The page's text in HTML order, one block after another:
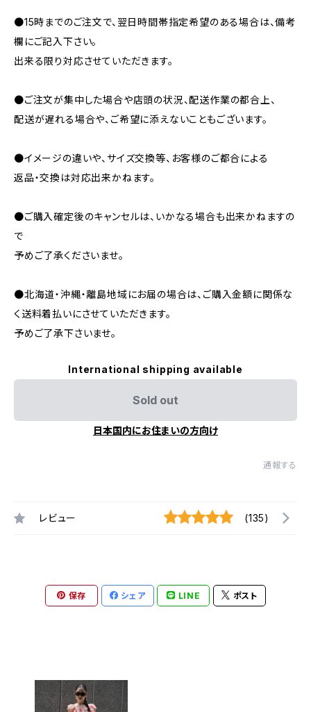
●15時までのご注文で、翌日時間帯指定希望のある場合は、備考
欄にご記入下さい。
出来る限り対応させていただきます。
●ご注文が集中した場合や店頭の状況、配送作業の都合上、
配送が遅れる場合や、ご希望に添えないこともございます。
●イメージの違いや、サイズ交換等、お客様のご都合による
返品・交換は対応出来かねます。
●ご購入確定後のキャンセルは、いかなる場合も出来かねますの
で
予めご了承くださいませ。
●北海道・沖縄・離島地域にお届の場合は、ご購入金額に関係な
く送料着払いにさせていただきます。
予めご了承下さいませ。
International shipping available
Sold out
日本国内にお住まいの方向け
通報する
レビュー (135)
保存 シェア LINE ポスト